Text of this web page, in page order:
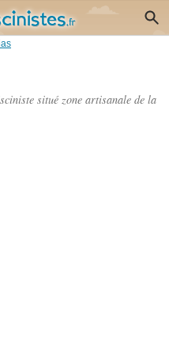
situé zone artisanale de la